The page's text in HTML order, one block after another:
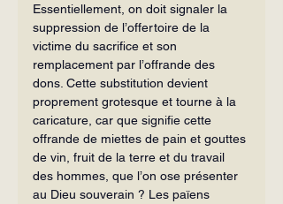
Essentiellement, on doit signaler la
suppression de l’offertoire de la
victime du sacrifice et son
remplacement par l’offrande des
dons. Cette substitution devient
proprement grotesque et tourne à la
caricature, car que signifie cette
offrande de miettes de pain et gouttes
de vin, fruit de la terre et du travail
des hommes, que l’on ose présenter
au Dieu souverain ? Les païens